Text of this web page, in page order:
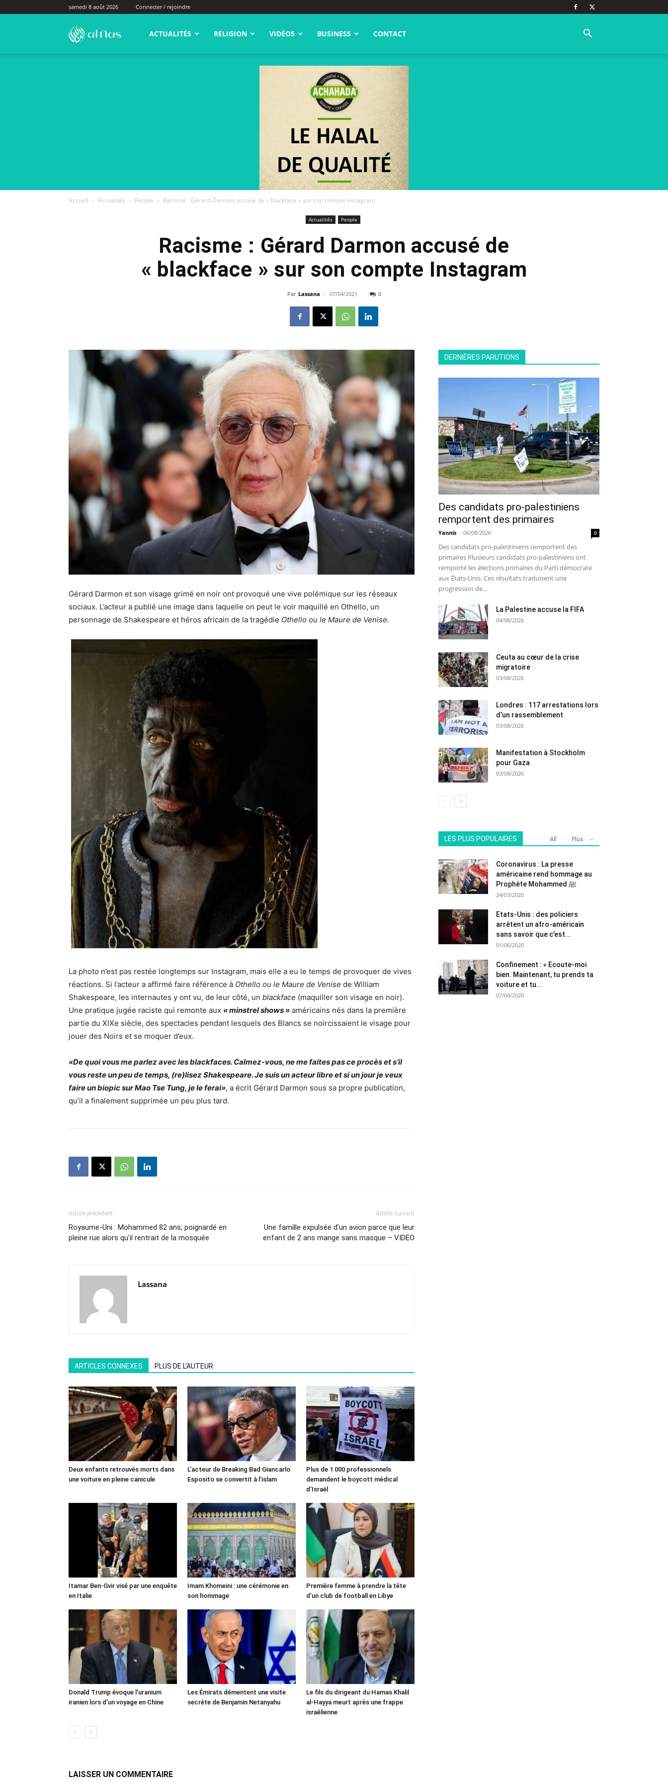
samedi 8 août 2026 Connecter / rejoindre
alNas.fr ACTUALITÉS RELIGION VIDÉOS BUSINESS CONTACT
Accueil Actualités People Racisme : Gérard Darmon accusé de « blackface » sur son compte Instagram
Actualités People
Racisme : Gérard Darmon accusé de
« blackface » sur son compte Instagram
Par Lassana - 07/04/2021 0
Gérard Darmon et son visage grimé en noir ont provoqué une vive polémique sur les réseaux
sociaux. L’acteur a publié une image dans laquelle on peut le voir maquillé en Othello, un
personnage de Shakespeare et héros africain de la tragédie Othello ou le Maure de Venise.
La photo n’est pas restée longtemps sur Instagram, mais elle a eu le temps de provoquer de vives
réactions. Si l’acteur a affirmé faire référence à Othello ou le Maure de Venise de William
Shakespeare, les internautes y ont vu, de leur côté, un blackface (maquiller son visage en noir).
Une pratique jugée raciste qui remonte aux « minstrel shows » américains nés dans la première
partie du XIXe siècle, des spectacles pendant lesquels des Blancs se noircissaient le visage pour
jouer des Noirs et se moquer d’eux.
«De quoi vous me parlez avec les blackfaces. Calmez-vous, ne me faites pas ce procès et s’il
vous reste un peu de temps, (re)lisez Shakespeare. Je suis un acteur libre et si un jour je veux
faire un biopic sur Mao Tse Tung, je le ferai», a écrit Gérard Darmon sous sa propre publication,
qu’il a finalement supprimée un peu plus tard.
Article précédent
Royaume-Uni : Mohammed 82 ans, poignardé en
pleine rue alors qu’il rentrait de la mosquée
Article suivant
Une famille expulsée d’un avion parce que leur
enfant de 2 ans mange sans masque – VIDEO
Lassana
ARTICLES CONNEXES PLUS DE L'AUTEUR
Deux enfants retrouvés morts dans
une voiture en pleine canicule
L’acteur de Breaking Bad Giancarlo
Esposito se convertit à l’islam
Plus de 1 000 professionnels
demandent le boycott médical
d’Israël
Itamar Ben-Gvir visé par une enquête
en Italie
Imam Khomeini : une cérémonie en
son hommage
Première femme à prendre la tête
d’un club de football en Libye
Donald Trump évoque l’uranium
iranien lors d’un voyage en Chine
Les Émirats démentent une visite
secrète de Benjamin Netanyahu
Le fils du dirigeant du Hamas Khalil
al-Hayya meurt après une frappe
israélienne
LAISSER UN COMMENTAIRE
DERNIÈRES PARUTIONS
Des candidats pro-palestiniens
remportent des primaires
Yannis - 06/08/2026 0
Des candidats pro-palestiniens remportent des
primaires Plusieurs candidats pro-palestiniens ont
remporté les élections primaires du Parti démocrate
aux États-Unis. Ces résultats traduisent une
progression de...
La Palestine accuse la FIFA
04/08/2026
Ceuta au cœur de la crise
migratoire
03/08/2026
Londres : 117 arrestations lors
d’un rassemblement
03/08/2026
Manifestation à Stockholm
pour Gaza
03/08/2026
LES PLUS POPULAIRES All Plus
Coronavirus : La presse
américaine rend hommage au
Prophète Mohammed ﷺ
24/03/2020
Etats-Unis : des policiers
arrêtent un afro-américain
sans savoir que c’est...
01/06/2020
Confinement : « Ecoute-moi
bien. Maintenant, tu prends ta
voiture et tu...
07/04/2020